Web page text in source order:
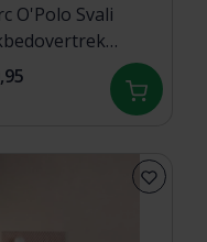
O'Polo Svali
200x200/220